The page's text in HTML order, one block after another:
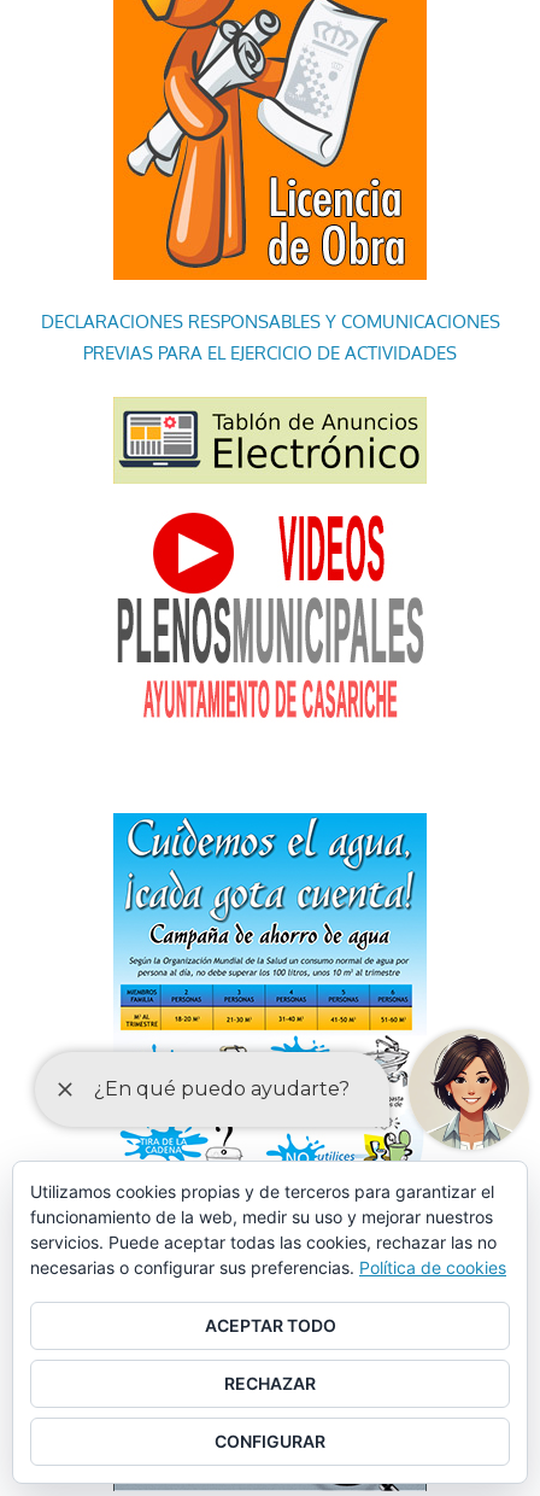
DECLARACIONES RESPONSABLES Y COMUNICACIONES
PREVIAS PARA EL EJERCICIO DE ACTIVIDADES
Utilizamos cookies propias y de terceros para garantizar el
funcionamiento de la web, medir su uso y mejorar nuestros
servicios. Puede aceptar todas las cookies, rechazar las no
necesarias o configurar sus preferencias. Política de cookies
ACEPTAR TODO
RECHAZAR
CONFIGURAR